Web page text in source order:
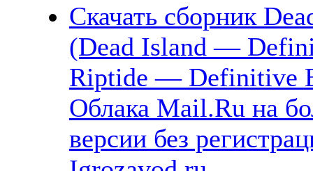
Скачать сборник
(Dead Island —
Riptide — Definitive
Облака Mail.Ru на
версии без